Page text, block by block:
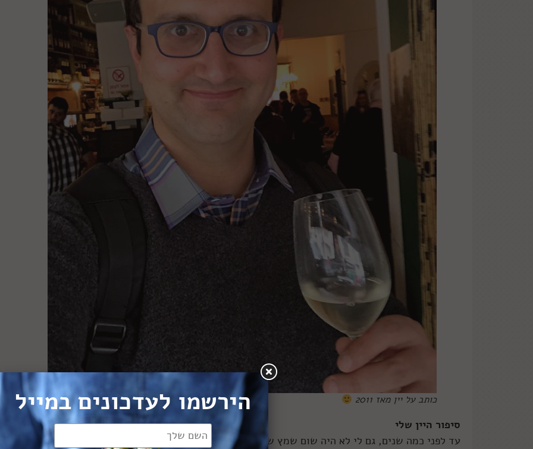
כותב על יין מאז 2011
סיפור היין שלי
עד לפני כמה שנים, גם לי לא היה שום שמץ של מושג ביין. באמת כלום. ידעתי שבקידוש שותים יין מתוק
הירשמו לעדכונים במייל